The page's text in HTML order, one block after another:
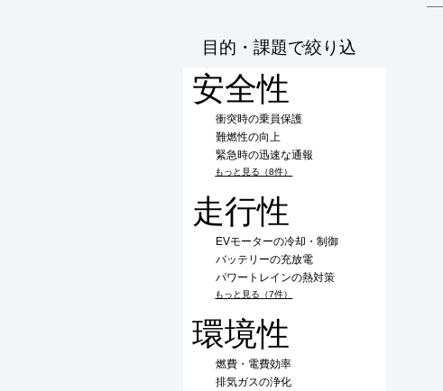
目的・課題で絞り込
む
安全性
衝突時の乗員保護
難燃性の向上
緊急時の迅速な通報
もっと見る（8件）
走行性
EVモーターの冷却・制御
バッテリーの充放電
パワートレインの熱対策
もっと見る（7件）
環境性
燃費・電費効率
排気ガスの浄化